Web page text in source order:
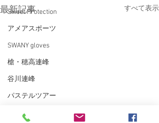
Sweet Protection
アメアスポーツ
SWANY gloves
槍・穂高連峰
谷川連峰
パステルツアー
妙高BC
最新記事 すべて表示